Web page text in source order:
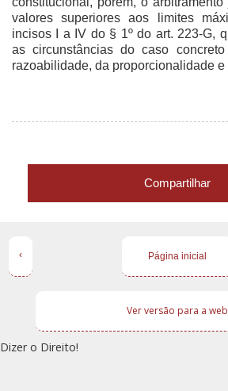
valores superiores aos limites
incisos I a IV do § 1º do art. 223-G,
as circunstâncias do caso
razoabilidade, da proporcionalidade
Compartilhar
‹ Página inicial
Ver versão para a web
Dizer o Direito!